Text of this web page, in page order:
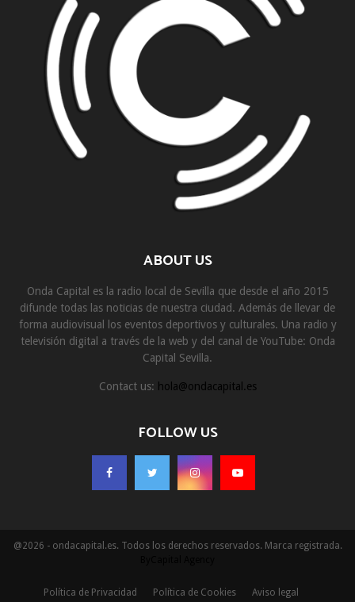
ABOUT US
Onda Capital es la radio local de Sevilla que desde el año 2015
difunde todas las noticias de nuestra ciudad. Además de llevar de
forma audiovisual los eventos deportivos y culturales. Una radio y
televisión digital a través de la web y del canal de YouTube: Onda
Capital Sevilla.
Contact us: hola@ondacapital.es
FOLLOW US
@2026 - ondacapital.es. Todos los derechos reservados. Marca registrada.
Política de Privacidad Política de Cookies Aviso legal